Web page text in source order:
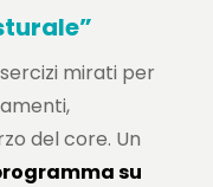
mirati per
del core. Un
su